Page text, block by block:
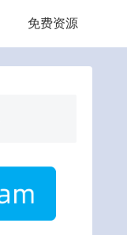
免费资源